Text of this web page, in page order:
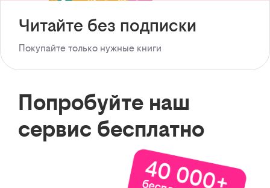
Читайте без подписки
Покупайте только нужные книги
Попробуйте наш
сервис бесплатно